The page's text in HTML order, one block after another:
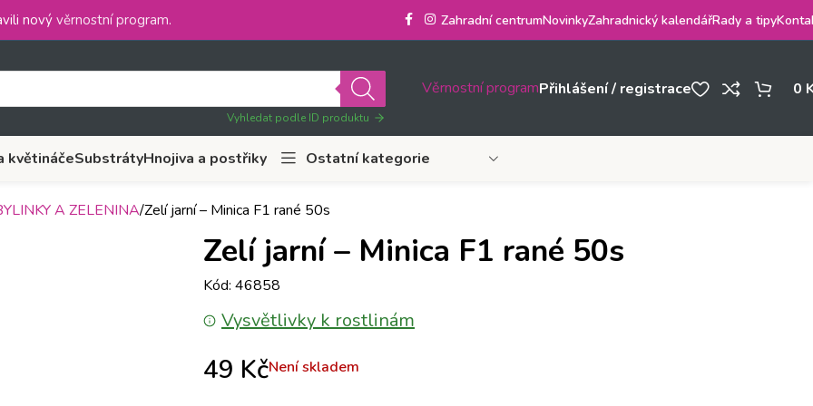
nový věrnostní program. Zahradní centrumNovinkyZahradnický kalendářRady a tipy
Vyhledat podle ID produktu
Věrnostní programPřihlášení / registrace 0
květináčeSubstrátyHnojiva a postřiky Ostatní kategorie
A ZELENINA Zelí jarní – Minica F1 rané 50s
Zelí jarní – Minica F1 rané 50s
Kód: 46858
Vysvětlivky k rostlinám
49 KčNení skladem